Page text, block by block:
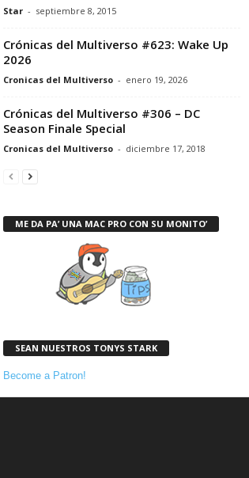
Star - septiembre 8, 2015
Crónicas del Multiverso #623: Wake Up
2026
Cronicas del Multiverso - enero 19, 2026
Crónicas del Multiverso #306 – DC
Season Finale Special
Cronicas del Multiverso - diciembre 17, 2018
ME DA PA’ UNA MAC PRO CON SU MONITO’
SEAN NUESTROS TONYS STARK
Become a Patron!